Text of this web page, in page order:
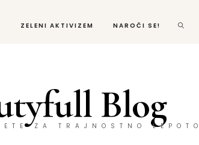
ZELENI AKTIVIZEM NAROČI SE!
Blog
ZA TRAJNOSTNO